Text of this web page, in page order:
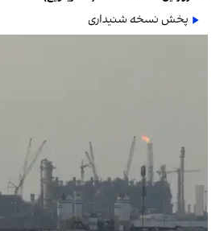
پخش نسخه شنیداری